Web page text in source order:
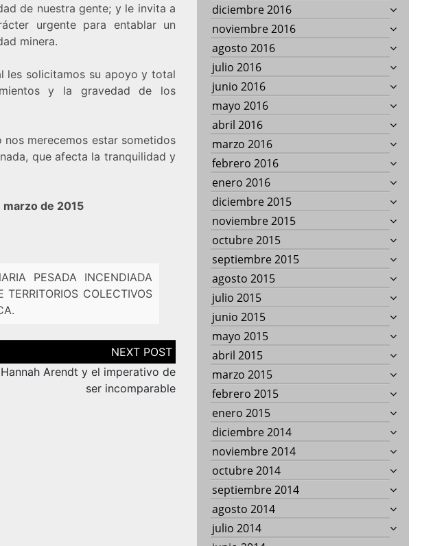
de nuestra gente; y le invita a
urgente para entablar un
minera.
les solicitamos su apoyo y total
y la gravedad de los
merecemos estar sometidos
que afecta la tranquilidad y
marzo de 2015
PESADA INCENDIADA
COLECTIVOS
Hannah Arendt y el imperativo de
ser incomparable
diciembre 2016
noviembre 2016
agosto 2016
julio 2016
junio 2016
mayo 2016
abril 2016
marzo 2016
febrero 2016
enero 2016
diciembre 2015
noviembre 2015
octubre 2015
septiembre 2015
agosto 2015
julio 2015
junio 2015
mayo 2015
abril 2015
marzo 2015
febrero 2015
enero 2015
diciembre 2014
noviembre 2014
octubre 2014
septiembre 2014
agosto 2014
julio 2014